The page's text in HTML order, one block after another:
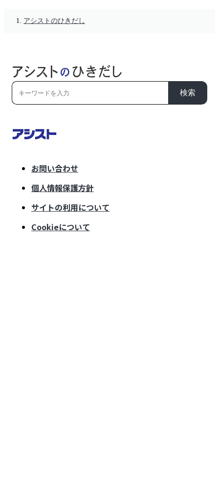
アシストのひきだし
検索
お問い合わせ
個人情報保護方針
サイトの利用について
Cookieについて